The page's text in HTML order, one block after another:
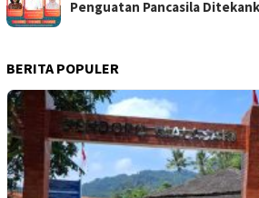
Penguatan Pancasila
BERITA POPULER